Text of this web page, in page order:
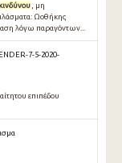
κινδύνου , μη
Ωοθήκης
λόγω παραγόντων...
7-5-2020-
επιπέδου